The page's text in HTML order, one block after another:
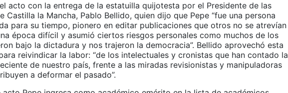
acto con la entrega de la estatuilla quijotesta por el Presidente de las
Castilla la Mancha, Pablo Bellido, quien dijo que Pepe “fue una persona
para su tiempo, pionero en editar publicaciones que otros no se atrevían
época difícil y asumió ciertos riesgos personales como muchos de los
bajo la dictadura y nos trajeron la democracia”. Bellido aprovechó esta
reivindicar la labor: “de los intelectuales y cronistas que han contado la
de nuestro país, frente a las miradas revisionistas y manipuladoras
a deformar el pasado”.